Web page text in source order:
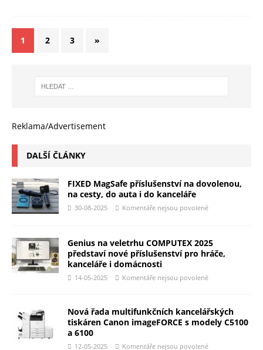
1 2 3 »
Reklama/Advertisement
DALŠÍ ČLÁNKY
FIXED MagSafe příslušenství na dovolenou,
na cesty, do auta i do kanceláře
30-08-2025 Komentáře nejsou povolené
Genius na veletrhu COMPUTEX 2025
představí nové příslušenství pro hráče,
kanceláře i domácnosti
14-05-2025 Komentáře nejsou povolené
Nová řada multifunkčních kancelářských
tiskáren Canon imageFORCE s modely C5100
a 6100
12-05-2025 Komentáře nejsou povolené